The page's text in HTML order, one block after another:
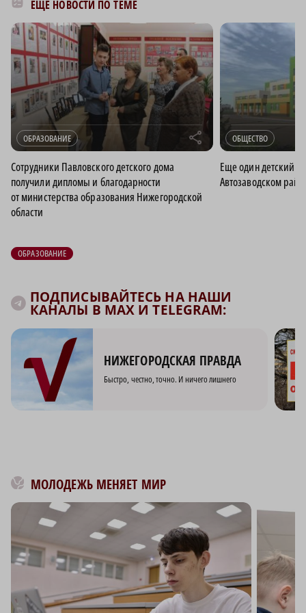
ЕЩЁ НОВОСТИ ПО ТЕМЕ
ОБРАЗОВАНИЕ r
Сотрудники Павловского детского дома
получили дипломы и благодарности
от министерства образования Нижегородской
области
ОБЩЕСТВО
Еще один детский
Автозаводском
ОБРАЗОВАНИЕ
ПОДПИСЫВАЙТЕСЬ НА НАШИ
КАНАЛЫ В MAX И TELEGRAM:
НИЖЕГОРОДСКАЯ ПРАВДА
Быстро, честно, точно. И ничего лишнего
МОЛОДЕЖЬ МЕНЯЕТ МИР